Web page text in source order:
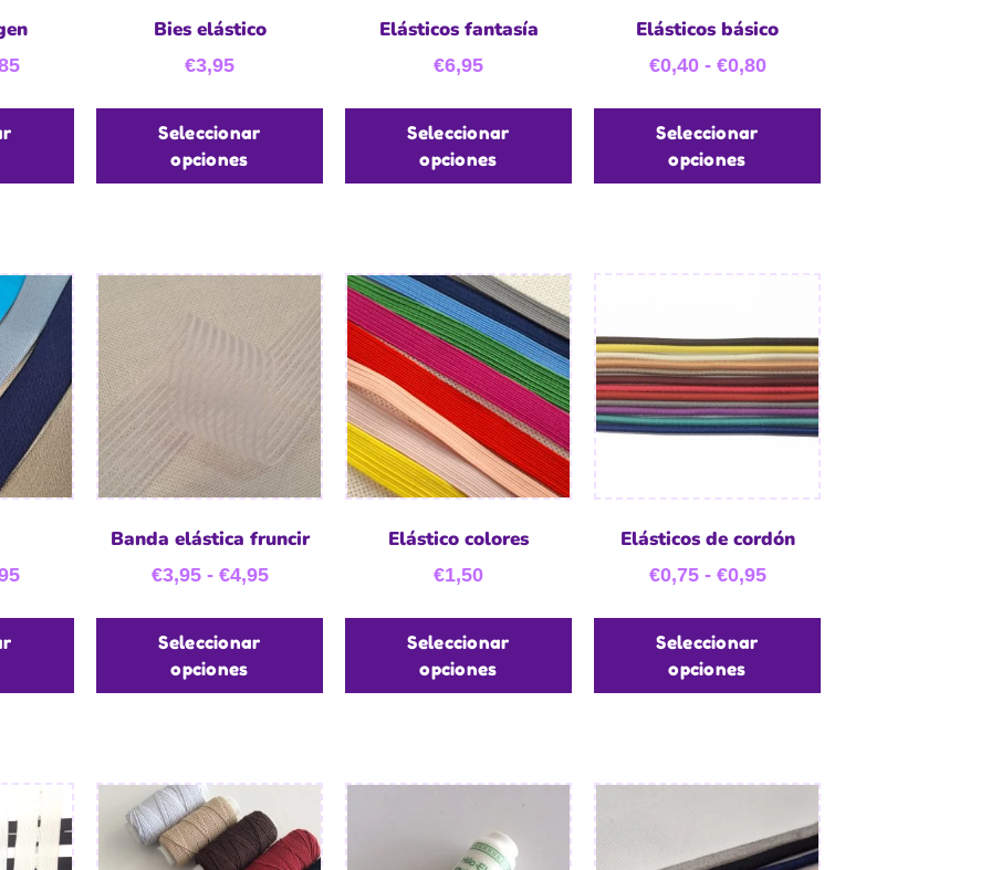
Bies elástico
€3,95
Seleccionar
opciones
Elásticos fantasía
€6,95
Seleccionar
opciones
Elásticos básico
€0,40 - €0,80
Seleccionar
opciones
Banda elástica fruncir
€3,95 - €4,95
Seleccionar
opciones
Elástico colores
€1,50
Seleccionar
opciones
Elásticos de cordón
€0,75 - €0,95
Seleccionar
opciones